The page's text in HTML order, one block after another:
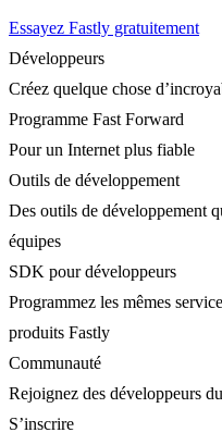
Essayez Fastly gratuitement
Développeurs
Créez quelque chose
Programme Fast Forward
Pour un Internet plus fiable
Outils de développement
Des outils de développement
équipes
SDK pour développeurs
Programmez les mêmes
produits Fastly
Communauté
Rejoignez des développeurs
S’inscrire